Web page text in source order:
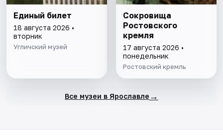
Единый билет
18 августа 2026 •
вторник
Угличский музей
Сокровища
Ростовского
кремля
17 августа 2026 •
понедельник
Ростовский кремль
Все музеи в Ярославле →